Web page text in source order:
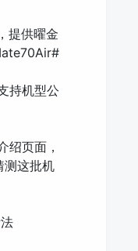
提供曜金
持机型公
绍页面，
测这批机